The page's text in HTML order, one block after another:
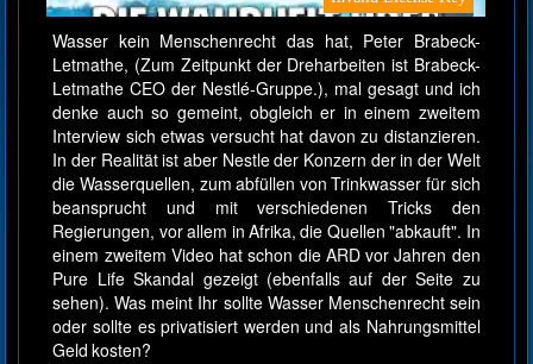
Wasser kein Menschenrecht das hat, Peter Brabeck-
Letmathe, (Zum Zeitpunkt der Dreharbeiten ist Brabeck-
Letmathe CEO der Nestlé-Gruppe.), mal gesagt und ich
denke auch so gemeint, obgleich er in einem zweitem
Interview sich etwas versucht hat davon zu distanzieren.
In der Realität ist aber Nestle der Konzern der in der Welt
die Wasserquellen, zum abfüllen von Trinkwasser für sich
beansprucht und mit verschiedenen Tricks den
Regierungen, vor allem in Afrika, die Quellen "abkauft". In
einem zweitem Video hat schon die ARD vor Jahren den
Pure Life Skandal gezeigt (ebenfalls auf der Seite zu
sehen). Was meint Ihr sollte Wasser Menschenrecht sein
oder sollte es privatisiert werden und als Nahrungsmittel
Geld kosten?